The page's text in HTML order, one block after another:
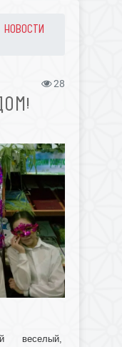
НОВОСТИ
28
веселый,